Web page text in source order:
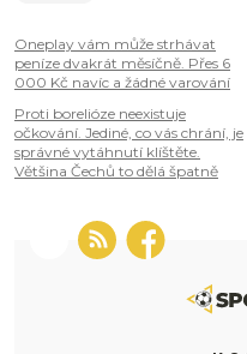
Oneplay vám může strhávat
peníze dvakrát měsíčně. Přes 6
000 Kč navíc a žádné varování
Proti borelióze neexistuje
očkování. Jediné, co vás chrání, je
správné vytáhnutí klíštěte.
Většina Čechů to dělá špatně